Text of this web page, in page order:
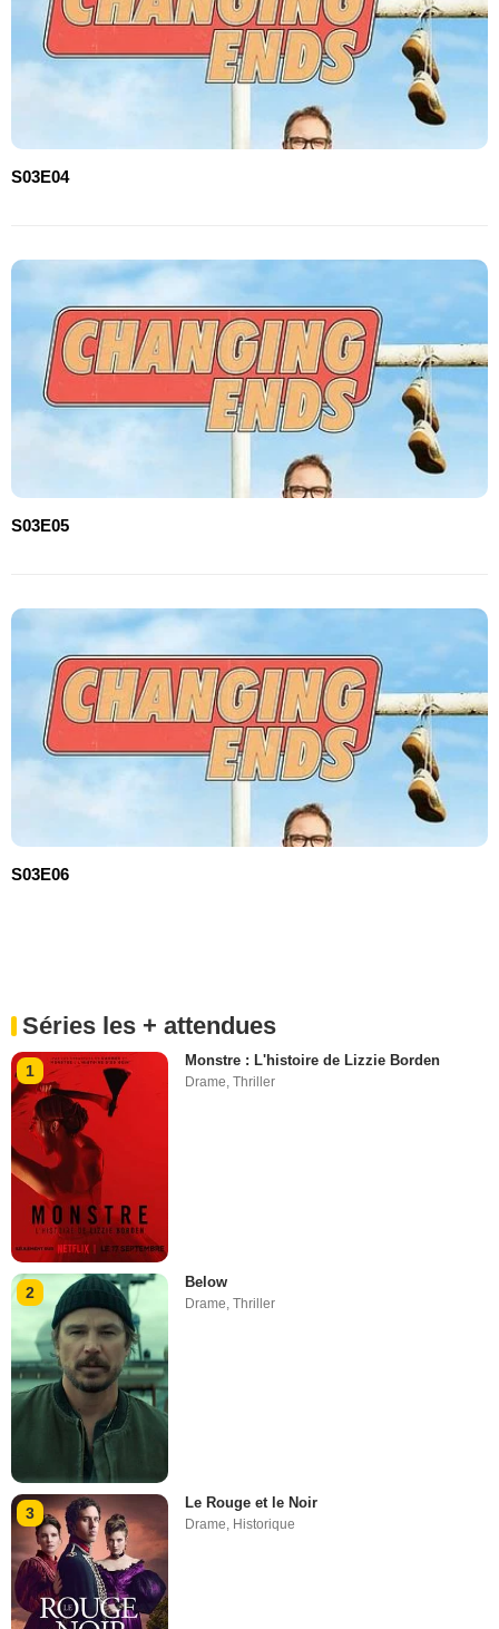
S03E04
S03E05
S03E06
Séries les + attendues
1
Monstre : L'histoire de Lizzie Borden
Drame,Thriller
2
Below
Drame ,Thriller
3
Le Rouge et le Noir
Drame, Historique